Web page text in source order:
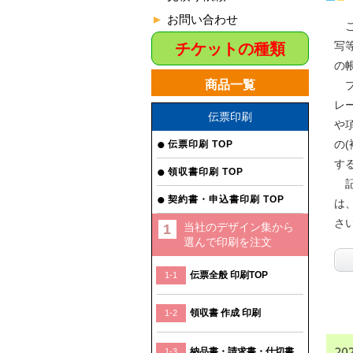
お問い合わせ
チケットの種類
商品一覧
伝票印刷
伝票印刷 TOP
領収書印刷 TOP
契約書・申込書印刷 TOP
当社のデザイン集から
選んで印刷を注文
1-1 伝票全般 印刷TOP
1-2 領収書 作成 印刷
写
の
レ
や
の(
す
は
さ